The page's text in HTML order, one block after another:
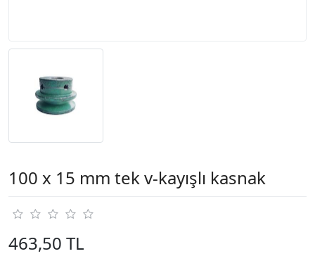
100 x 15 mm tek v-kayışlı kasnak
463,50 TL